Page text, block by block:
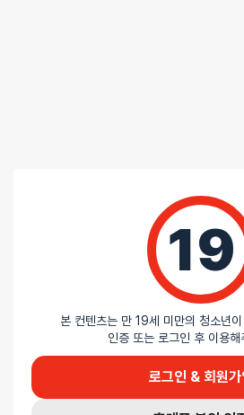
19
본 컨텐츠는 만 19세 미만의 청소년
인증 또는 로그인 후 이용
로그인 & 회원가